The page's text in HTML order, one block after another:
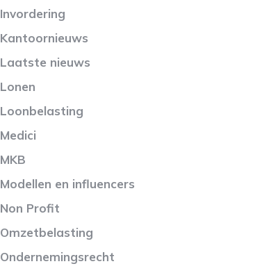
Invordering
Kantoornieuws
Laatste nieuws
Lonen
Loonbelasting
Medici
MKB
Modellen en influencers
Non Profit
Omzetbelasting
Ondernemingsrecht